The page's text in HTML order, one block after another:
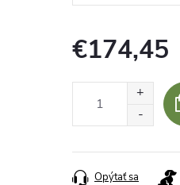
€174,45
Opýtať sa